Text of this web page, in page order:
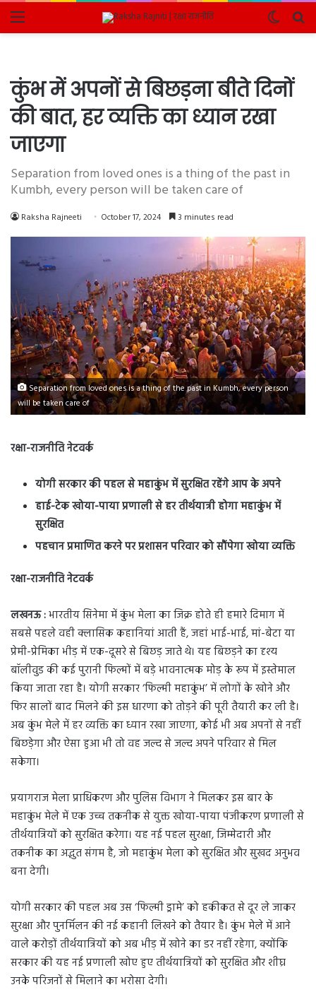
Menu
Switch
skin
कुंभ में अपनों से बिछड़ना बीते दिनों
की बात, हर व्यक्ति का ध्यान रखा
जाएगा
Separation from loved ones is a thing of the past in
Kumbh, every person will be taken care of
Raksha Rajneeti October 17, 2024 3 minutes read
Separation from loved ones is a thing of the past in Kumbh, every person
will be taken care of
रक्षा-राजनीति नेटवर्क
योगी सरकार की पहल से महाकुंभ में सुरक्षित रहेंगे आप के अपने
हाई-टेक खोया-पाया प्रणाली से हर तीर्थयात्री होगा महाकुंभ में
सुरक्षित
पहचान प्रमाणित करने पर प्रशासन परिवार को सौंपेगा खोया व्यक्ति
रक्षा-राजनीति नेटवर्क
लखनऊ :भारतीय सिनेमा में कुंभ मेला का जिक्र होते ही हमारे दिमाग में
सबसे पहले वही क्लासिक कहानियां आती हैं, जहां भाई-भाई, मां-बेटा या
प्रेमी-प्रेमिका भीड़ में एक-दूसरे से बिछड़ जाते थे। यह बिछड़ने का दृश्य
बॉलीवुड की कई पुरानी फिल्मों में बड़े भावनात्मक मोड़ के रूप में इस्तेमाल
किया जाता रहा है। योगी सरकार ‘फिल्मी महाकुंभ’ में लोगों के खोने और
फिर सालों बाद मिलने की इस धारणा को तोड़ने की पूरी तैयारी कर ली है।
अब कुंभ मेले में हर व्यक्ति का ध्यान रखा जाएगा, कोई भी अब अपनों से नहीं
बिछड़ेगा और ऐसा हुआ भी तो वह जल्द से जल्द अपने परिवार से मिल
सकेगा।
प्रयागराज मेला प्राधिकरण और पुलिस विभाग ने मिलकर इस बार के
महाकुंभ मेले में एक उच्च तकनीक से युक्त खोया-पाया पंजीकरण प्रणाली से
तीर्थयात्रियों को सुरक्षित करेगा। यह नई पहल सुरक्षा, जिम्मेदारी और
तकनीक का अद्भुत संगम है, जो महाकुंभ मेला को सुरक्षित और सुखद अनुभव
बना देगी।
योगी सरकार की पहल अब उस ‘फिल्मी ड्रामे’ को हकीकत से दूर ले जाकर
सुरक्षा और पुनर्मिलन की नई कहानी लिखने को तैयार है। कुंभ मेले में आने
वाले करोड़ों तीर्थयात्रियों को अब भीड़ में खोने का डर नहीं रहेगा, क्योंकि
सरकार की यह नई प्रणाली खोए हुए तीर्थयात्रियों को सुरक्षित और शीघ्र
उनके परिजनों से मिलाने का भरोसा देगी।